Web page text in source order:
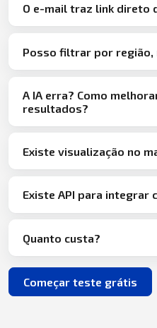
O e-mail traz link direto
Posso filtrar por região,
A IA erra? Como
resultados?
Existe visualização no
Existe API para integrar
Quanto custa?
Começar teste grátis